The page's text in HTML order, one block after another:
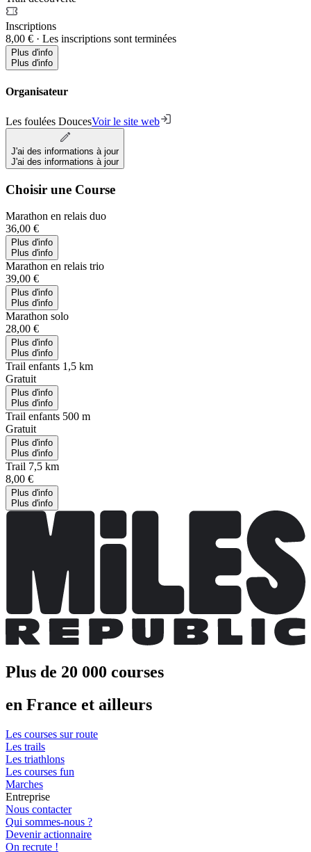
Inscriptions
8,00 € · Les inscriptions sont terminées
Plus d'info
Plus d'info
Organisateur
Les foulées DoucesVoir le site web
J'ai des informations à jour
J'ai des informations à jour
Choisir une Course
Marathon en relais duo
36,00 €
Plus d'info
Plus d'info
Marathon en relais trio
39,00 €
Plus d'info
Plus d'info
Marathon solo
28,00 €
Plus d'info
Plus d'info
Trail enfants 1,5 km
Gratuit
Plus d'info
Plus d'info
Trail enfants 500 m
Gratuit
Plus d'info
Plus d'info
Trail 7,5 km
8,00 €
Plus d'info
Plus d'info
Plus de 20 000 courses
en France et ailleurs
Les courses sur route
Les trails
Les triathlons
Les courses fun
Marches
Entreprise
Nous contacter
Qui sommes-nous ?
Devenir actionnaire
On recrute !